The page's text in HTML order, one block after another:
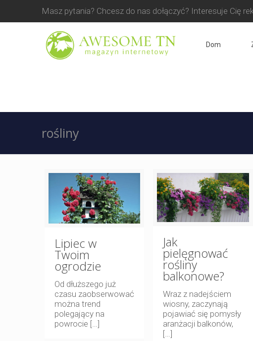
Masz pytania? Chcesz do nas dołączyć? Interesuje Cię
Dom
rośliny
Lipiec w
Twoim
ogrodzie
Od dłuższego już
czasu zaobserwować
można trend
polegający na
powrocie […]
Jak
pielęgnować
rośliny
balkonowe?
Wraz z nadejściem
wiosny, zaczynają
pojawiać się pomysły
aranżacji balkonów,
[…]